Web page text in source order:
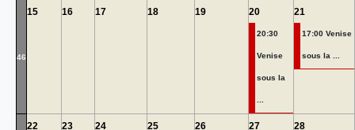
46
15 16 17 18 19 20
20:30
Venise
sous la
21
17:00 Venise
sous la ...
22 23 24 25 26 27 28